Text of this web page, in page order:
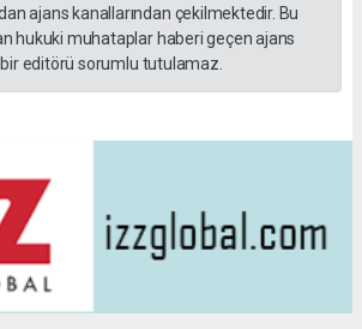
ajans kanallarından çekilmektedir. Bu
hukuki muhataplar haberi geçen ajans
editörü sorumlu tutulamaz.